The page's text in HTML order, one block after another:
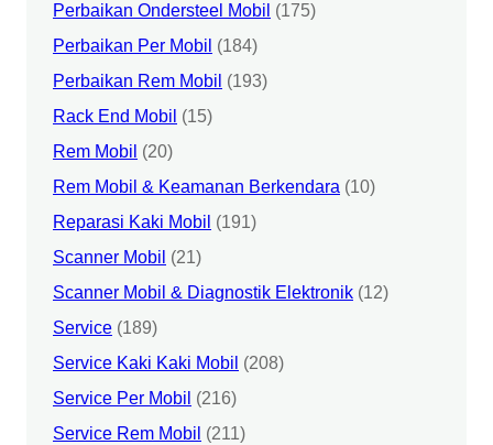
Perbaikan Ondersteel Mobil (175)
Perbaikan Per Mobil (184)
Perbaikan Rem Mobil (193)
Rack End Mobil (15)
Rem Mobil (20)
Rem Mobil & Keamanan Berkendara (10)
Reparasi Kaki Mobil (191)
Scanner Mobil (21)
Scanner Mobil & Diagnostik Elektronik (12)
Service (189)
Service Kaki Kaki Mobil (208)
Service Per Mobil (216)
Service Rem Mobil (211)